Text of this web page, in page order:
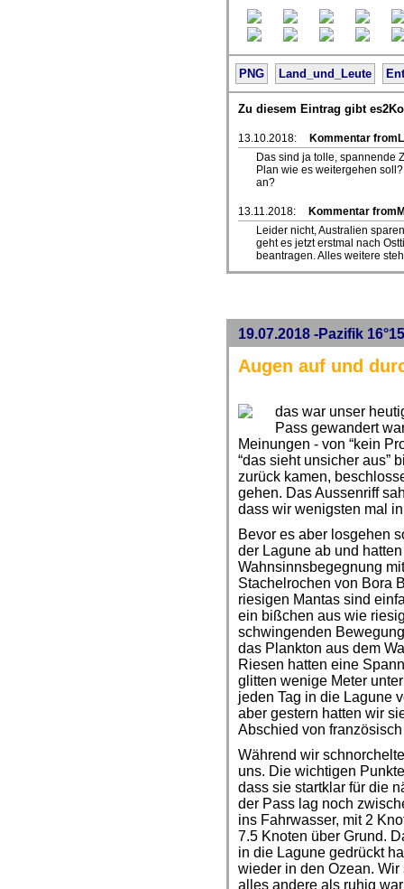
PNG Land_und_Leute
Zu diesem Eintrag gibt
13.10.2018:
Kommentar
Das sind ja tolle, spannende
Plan wie es weitergehen
an?
13.11.2018:
Kommentar
Leider nicht, Australien
geht es jetzt erstmal nach
beantragen. Alles weitere
19.07.2018 -Pazifik
Augen auf und
das war unser
Pass gewandert
Meinungen - von “kein
“das sieht unsicher aus”
zurück kamen,
gehen. Das Aussenriff
dass wir wenigsten mal
Bevor es aber losgehen
der Lagune ab und
Wahnsinnsbegegnung
Stachelrochen von Bora
riesigen Mantas sind
ein bißchen aus wie
schwingenden
das Plankton aus dem
Riesen hatten eine
glitten wenige Meter
jeden Tag in die Lagune
aber gestern hatten wir
Abschied von
Während wir
uns. Die wichtigen
dass sie startklar für die
der Pass lag noch
ins Fahrwasser, mit 2
7.5 Knoten über Grund.
in die Lagune gedrückt
wieder in den Ozean.
alles andere als ruhig